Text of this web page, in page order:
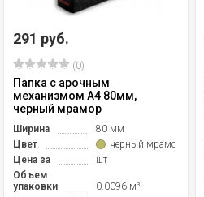
291 руб.
(0)
Папка с арочным
механизмом А4 80мм,
черный мрамор
Ширина
80 мм
Цвет
черный мрамор
Цена за
шт
Объем
упаковки
0.0096 м³